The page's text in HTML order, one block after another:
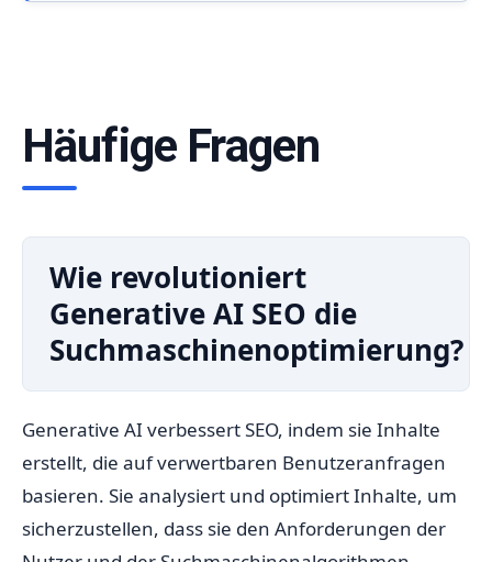
Häufige Fragen
Wie revolutioniert
Generative AI SEO die
Suchmaschinenoptimierung?
Generative AI verbessert SEO, indem sie Inhalte
erstellt, die auf verwertbaren Benutzeranfragen
basieren. Sie analysiert und optimiert Inhalte, um
sicherzustellen, dass sie den Anforderungen der